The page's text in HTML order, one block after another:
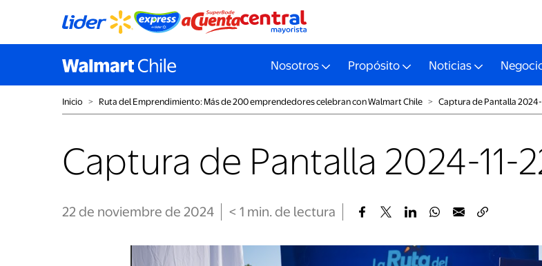
Nosotros Propósito Noticias
Inicio ˃ Ruta del Emprendimiento: Más de 200 emprendedores celebran con Walmart Chile ˃ Captura de Pantalla 2024-
Captura de Pantalla 2024-11-
22 de noviembre de 2024 < 1 min. de lectura